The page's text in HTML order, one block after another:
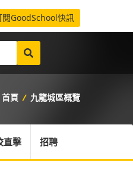
閱GoodSchool快訊
首頁 / 九龍城區概覽
直擊 招聘